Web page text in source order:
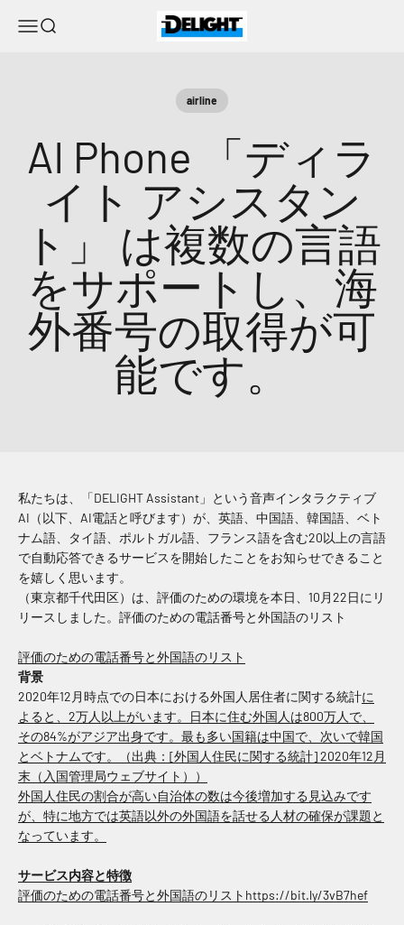
メニュー
検索 DELIGHT
airline
AI Phone
「ディラ
イト アシスタン
ト」
は複数の言語
をサポートし、海
外番号の取得が可
能です。
私たちは、「DELIGHT Assistant」という音声インタラクティブ
AI（以下、AI電話と呼びます）が、英語、中国語、韓国語、ベト
ナム語、タイ語、ポルトガル語、フランス語を含む20以上の言語
で自動応答できるサービスを開始したことをお知らせできること
を嬉しく思います。
（東京都千代田区）は、評価のための環境を本日、10月22日にリ
リースしました。評価のための電話番号と外国語のリスト
評価のための電話番号と外国語のリスト
背景
2020年12月時点での日本における外国人居住者に関する統計に
よると、2万人以上がいます。日本に住む外国人は800万人で、
その84%がアジア出身です。最も多い国籍は中国で、次いで韓国
とベトナムです。（出典：[外国人住民に関する統計] 2020年12月
末（入国管理局ウェブサイト））
外国人住民の割合が高い自治体の数は今後増加する見込みです
が、特に地方では英語以外の外国語を話せる人材の確保が課題と
なっています。
サービス内容と特徴
評価のための電話番号と外国語のリスト https://bit.ly/3vB7hef